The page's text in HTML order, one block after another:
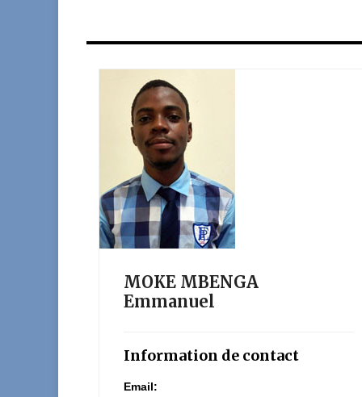
MOKE MBENGA
Emmanuel
Information de contact
Email: